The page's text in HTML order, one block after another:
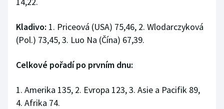
Kladivo: 1. Priceová (USA) 75,46, 2. Wlodarczyková
(Pol.) 73,45, 3. Luo Na (Čína) 67,39.
Celkové pořadí po prvním dnu:
1. Amerika 135, 2. Evropa 123, 3. Asie a Pacifik 89,
4. Afrika 74.